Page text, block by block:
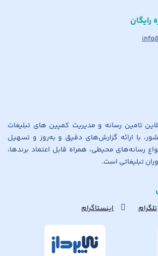
رایگان
تامین رسانه و مدیریت کمپین های تبلیغات
با ارائه گزارش‌های دقیق و به‌روز و تسهیل
رسانه‌های محیطی، همراه قابل اعتماد برندها،
تبلیغاتی است.
تلگرام اینستاگرام